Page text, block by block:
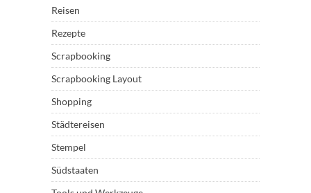
Reisen
Rezepte
Scrapbooking
Scrapbooking Layout
Shopping
Städtereisen
Stempel
Südstaaten